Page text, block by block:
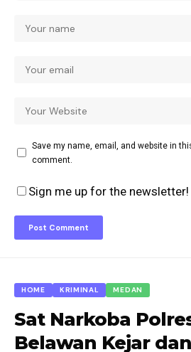
Save my name, email, and website in
comment.
Sign me up for the newsletter!
HOME KRIMINAL MEDAN
Sat Narkoba
Belawan Kejar